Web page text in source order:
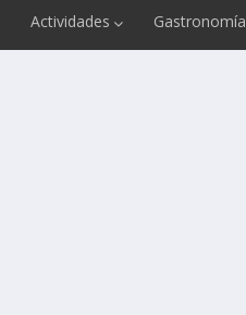
Actividades Gastronomía